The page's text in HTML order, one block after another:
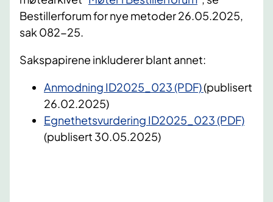
Bestillerforum for nye metoder 26.05.2025,
sak 082-25.
Sakspapirene inkluderer blant annet:
Anmodning ID2025_023 (PDF)(publisert
26.02.2025)
Egnethetsvurdering ID2025_023 (PDF)
(publisert 30.05.2025)